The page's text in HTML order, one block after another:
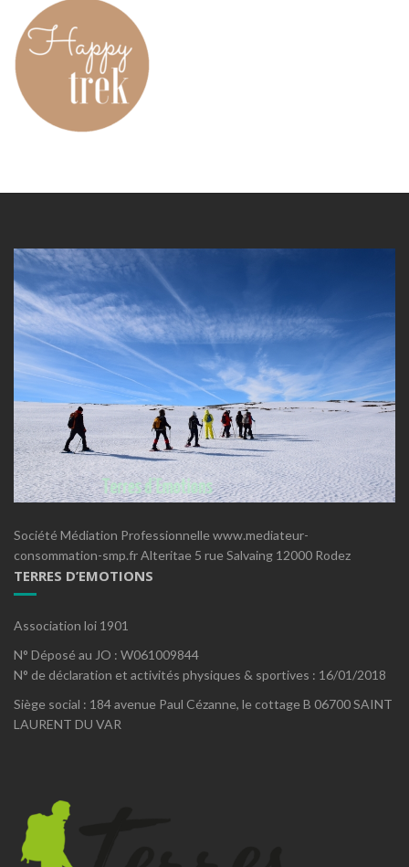
Société Médiation Professionnelle www.mediateur-
consommation-smp.fr Alteritae 5 rue Salvaing 12000 Rodez
TERRES D’EMOTIONS
Association loi 1901
N° Déposé au JO : W061009844
N° de déclaration et activités physiques & sportives : 16/01/2018
Siège social : 184 avenue Paul Cézanne, le cottage B 06700 SAINT
LAURENT DU VAR